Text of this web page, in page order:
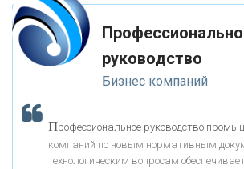
«МОСКОВСКИЙ КРЕДИТНЫЙ
«АБСОЛЮТ БАНК»
«БАНК ВОЗРОЖДЕНИЕ»
мимо ушей. Он никогда не бывает полезен
-- Люблю давать советы и очень не люблю,
руководство
Бизнес компаний
Профессиональное руководство
компаний по новым нормативным
технологическим вопросам